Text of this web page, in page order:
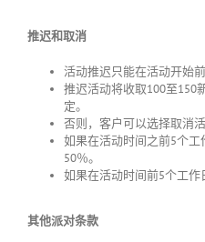
推迟和取消
活动推迟只能在活动开始前
推迟活动将收取100至150
定。
否则，客户可以选择取消
如果在活动时间之前5个工
50％。
如果在活动时间前5个工作
其他派对条款